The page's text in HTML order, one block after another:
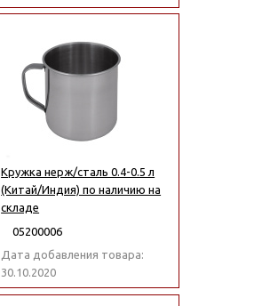
Кружка нерж/сталь 0.4-0.5 л
(Китай/Индия) по наличию на
складе
05200006
Дата добавления товара:
30.10.2020